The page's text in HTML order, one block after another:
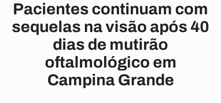
Pacientes continuam com
sequelas na visão após 40
dias de mutirão
oftalmológico em
Campina Grande